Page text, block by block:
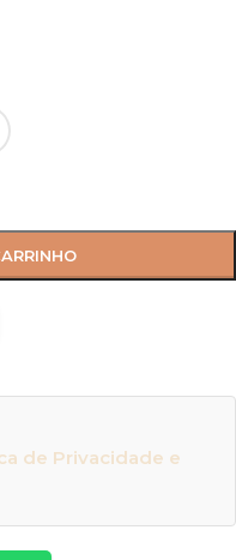
de Privacidade e